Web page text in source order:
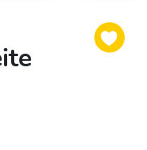
o leite em